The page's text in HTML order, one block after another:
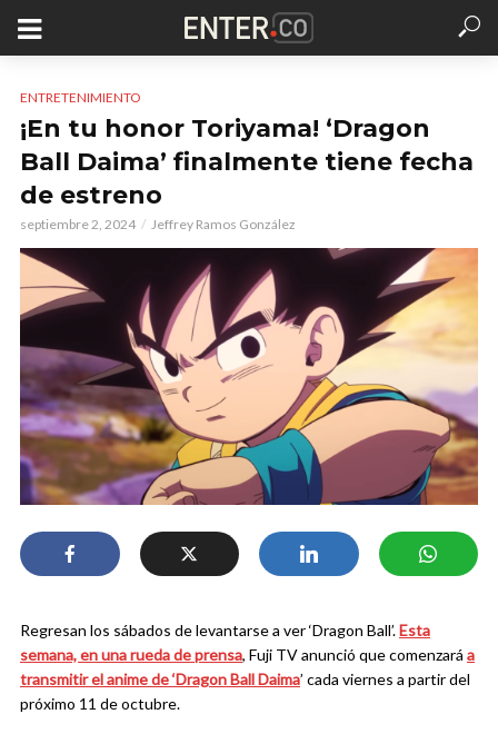
ENTRETENIMIENTO
¡En tu honor Toriyama! ‘Dragon
Ball Daima’ finalmente tiene fecha
de estreno
septiembre 2, 2024 Jeffrey Ramos González
Regresan los sábados de levantarse a ver ‘Dragon Ball’.Esta
semana, en una rueda de prensa, Fuji TV anunció que comenzará a
transmitir el anime de ‘Dragon Ball Daima’ cada viernes a partir del
próximo 11 de octubre.